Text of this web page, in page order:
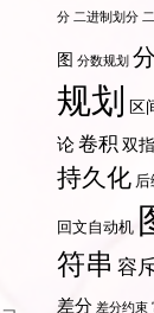
分 二进制划分
图 分数规划
规划 区
论卷积 双
持久化 后
回文自动机
符串 容
差分 差分约束